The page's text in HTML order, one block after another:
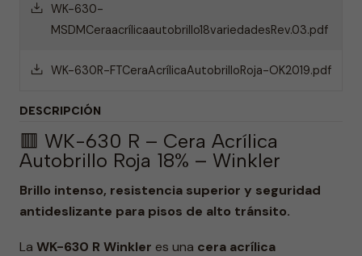
WK-630-
MSDMCeraacrílicaautobrillo18variedadesRev.03.pdf
WK-630R-FTCeraAcrílicaAutobrilloRoja-OK2019.pdf
DESCRIPCIÓN
🟥 WK-630 R – Cera Acrílica
Autobrillo Roja 18% – Winkler
Brillo intenso, resistencia superior y seguridad
antideslizante para pisos de alto tránsito.
La WK-630 R Winkler es una cera acrílica